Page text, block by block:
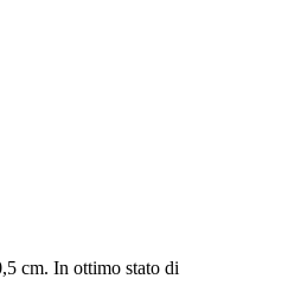
cm. In ottimo stato di